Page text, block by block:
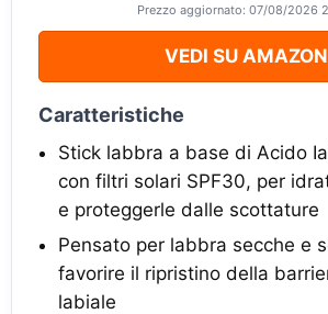
Prezzo aggiornato: 07/08/2026
VEDI SU AMAZON
Caratteristiche
Stick labbra a base di Acido
con filtri solari SPF30, per
e proteggerle dalle scottature
Pensato per labbra secche e
favorire il ripristino della
labiale